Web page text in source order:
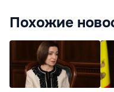
Похожие